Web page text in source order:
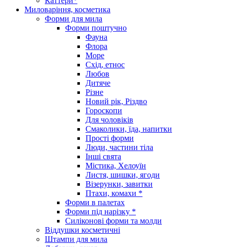
Миловаріння, косметика
Форми для мила
Форми поштучно
Фауна
Флора
Море
Схід, етнос
Любов
Дитяче
Різне
Новий рік, Різдво
Гороскопи
Для чоловіків
Смаколики, їда, напитки
Прості форми
Люди, частини тіла
Інші свята
Містика, Хелоуїн
Листя, шишки, ягоди
Візерунки, завитки
Птахи, комахи *
Форми в палетах
Форми під нарізку *
Силіконові форми та молди
Віддушки косметичні
Штампи для мила